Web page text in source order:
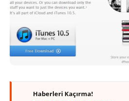
Haberleri Kaçırma!